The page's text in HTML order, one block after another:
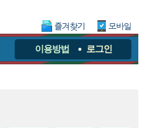
이용방법 로그인